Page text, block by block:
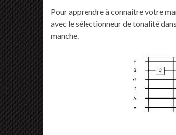
Pour apprendre à connaitre votre
avec le sélectionneur de tonalité
manche.